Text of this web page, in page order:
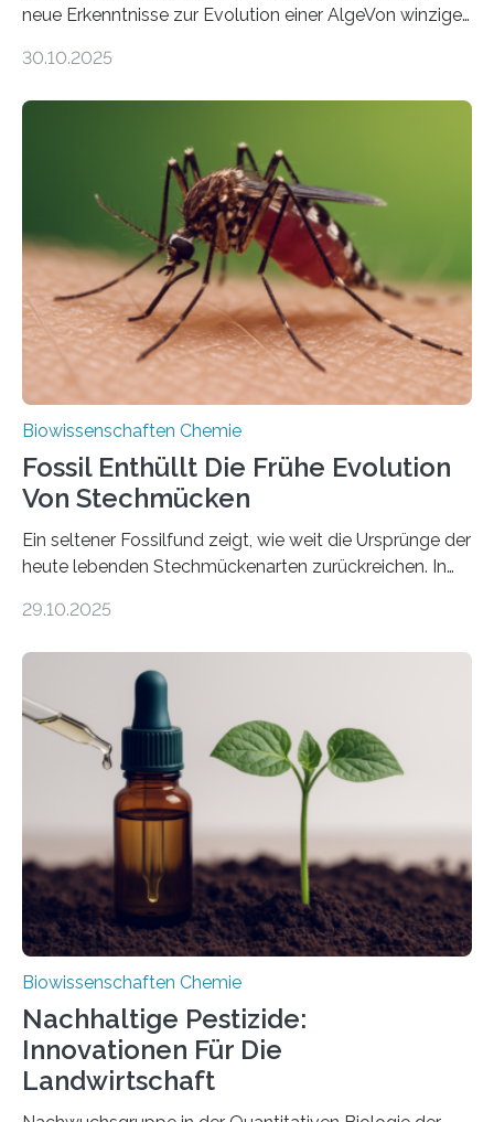
neue Erkenntnisse zur Evolution einer AlgeVon winzigen
Landpflanzen zählen zu den komplexesten
Grünalgen, die vor Hunderten von Millionen Jahren
lebten. Unter den Vorfahren sticht eine Gruppe heraus,
die noch heute in der Natur vorkommt: die
Süßwasseralge Coleochaetophyceae. Einige Arten
dieser Gruppe bilden aus Zellfäden dichte Geflechte
mit scheibenförmiger Gestalt. Was auffällig ist: Die
nächsten…
30.10.2025
Biowissenschaften Chemie
Fossil Enthüllt Die Frühe Evolution
Von Stechmücken
Ein seltener Fossilfund zeigt, wie weit die Ursprünge der
heute lebenden Stechmückenarten zurückreichen. In
Forschende die bisher älteste bekannte Stechmücken-
Region Kachin in Myanmar und hat sich in
ausgezeichnetem Zustand erhalten. Es konnte als neue
Art einer neuen Gattung beschrieben werden und trägt
nun den Namen Cretosabethes primaevus. Dieser erste
fossile Nachweis einer Stechmückenlarve in Bernstein
stellt gleichzeitig den ersten Fossilfund einer
Mückenlarve aus dem Mesozoikum dar, denn…
29.10.2025
Biowissenschaften Chemie
Nachhaltige Pestizide:
Innovationen Für Die
Landwirtschaft